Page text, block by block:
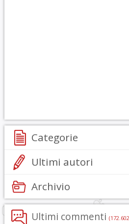
Categorie
Ultimi autori
Archivio
Ultimi commenti